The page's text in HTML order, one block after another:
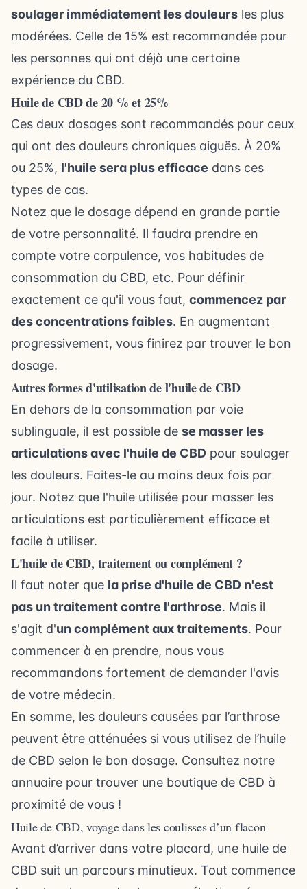
soulager immédiatement les douleurs les plus
modérées. Celle de 15% est recommandée pour
les personnes qui ont déjà une certaine
expérience du CBD.
Huile de CBD de 20 % et 25%
Ces deux dosages sont recommandés pour ceux
qui ont des douleurs chroniques aiguës. À 20%
ou 25%, l'huile sera plus efficace dans ces
types de cas.
Notez que le dosage dépend en grande partie
de votre personnalité. Il faudra prendre en
compte votre corpulence, vos habitudes de
consommation du CBD, etc. Pour définir
exactement ce qu'il vous faut, commencez par
des concentrations faibles. En augmentant
progressivement, vous finirez par trouver le bon
dosage.
Autres formes d'utilisation de l'huile de CBD
En dehors de la consommation par voie
sublinguale, il est possible de se masser les
articulations avec l'huile de CBD pour soulager
les douleurs. Faites-le au moins deux fois par
jour. Notez que l'huile utilisée pour masser les
articulations est particulièrement efficace et
facile à utiliser.
L'huile de CBD, traitement ou complément ?
Il faut noter que la prise d'huile de CBD n'est
pas un traitement contre l'arthrose. Mais il
s'agit d'un complément aux traitements. Pour
commencer à en prendre, nous vous
recommandons fortement de demander l'avis
de votre médecin.
En somme, les douleurs causées par l’arthrose
peuvent être atténuées si vous utilisez de l’huile
de CBD selon le bon dosage. Consultez notre
annuaire pour trouver une boutique de CBD à
proximité de vous !
Huile de CBD, voyage dans les coulisses d’un flacon
Avant d’arriver dans votre placard, une huile de
CBD suit un parcours minutieux. Tout commence